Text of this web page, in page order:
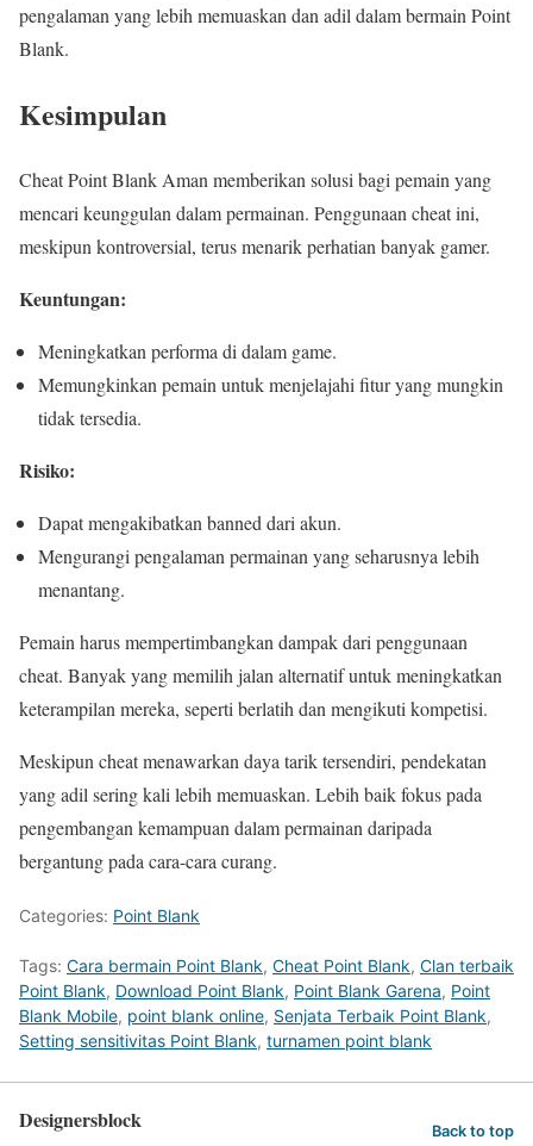
pengalaman yang lebih memuaskan dan adil dalam bermain Point
Blank.
Kesimpulan
Cheat Point Blank Aman memberikan solusi bagi pemain yang
mencari keunggulan dalam permainan. Penggunaan cheat ini,
meskipun kontroversial, terus menarik perhatian banyak gamer.
Keuntungan:
Meningkatkan performa di dalam game.
Memungkinkan pemain untuk menjelajahi fitur yang mungkin
tidak tersedia.
Risiko:
Dapat mengakibatkan banned dari akun.
Mengurangi pengalaman permainan yang seharusnya lebih
menantang.
Pemain harus mempertimbangkan dampak dari penggunaan
cheat. Banyak yang memilih jalan alternatif untuk meningkatkan
keterampilan mereka, seperti berlatih dan mengikuti kompetisi.
Meskipun cheat menawarkan daya tarik tersendiri, pendekatan
yang adil sering kali lebih memuaskan. Lebih baik fokus pada
pengembangan kemampuan dalam permainan daripada
bergantung pada cara-cara curang.
Categories: Point Blank
Tags: Cara bermain Point Blank, Cheat Point Blank, Clan terbaik
Point Blank, Download Point Blank, Point Blank Garena, Point
Blank Mobile, point blank online, Senjata Terbaik Point Blank,
Setting sensitivitas Point Blank, turnamen point blank
Designersblock Back to top